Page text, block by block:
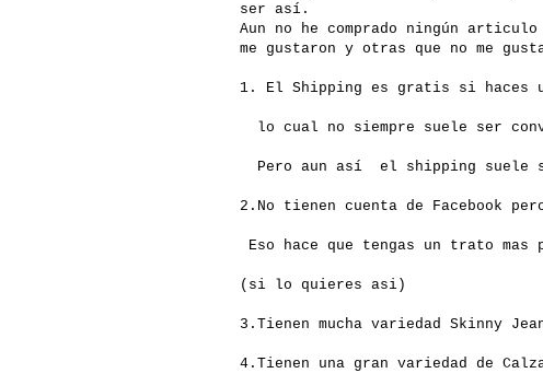
ser así .
Aun no he comprado ningún articulo
me gustaron y otras que no me
1. El Shipping es gratis si haces
lo cual no siempre suele ser
Pero aun así el shipping suele
2.No tienen cuenta de Facebook
Eso hace que tengas un trato
(si lo quieres asi)
3.Tienen mucha variedad Skinny
4.Tienen una gran variedad de